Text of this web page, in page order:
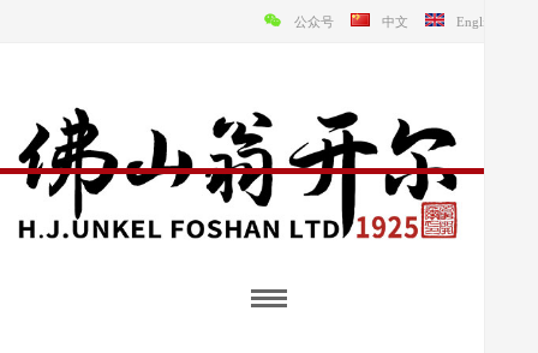
公众号 中文 English